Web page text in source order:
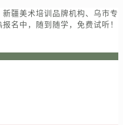
疆美术培训品牌机构、乌市专
名中，随到随学，免费试听！